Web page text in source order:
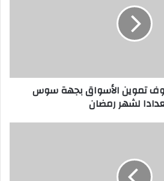
تموين الأسواق بجهة سوس
لشهر رمضان